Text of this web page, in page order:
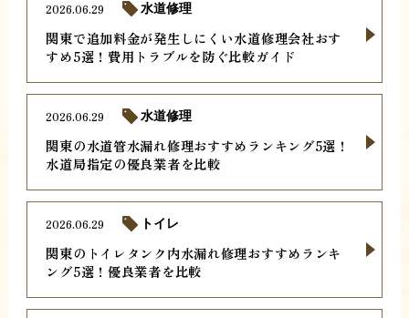
関東で追加料金が発生しにくい水道修理会社おす
すめ5選！費用トラブルを防ぐ比較ガイド
2026.06.29 水道修理
関東の水道管水漏れ修理おすすめランキング5選！
水道局指定の優良業者を比較
2026.06.29 水道修理
関東のトイレタンク内水漏れ修理おすすめランキ
ング5選！優良業者を比較
2026.06.29 トイレ